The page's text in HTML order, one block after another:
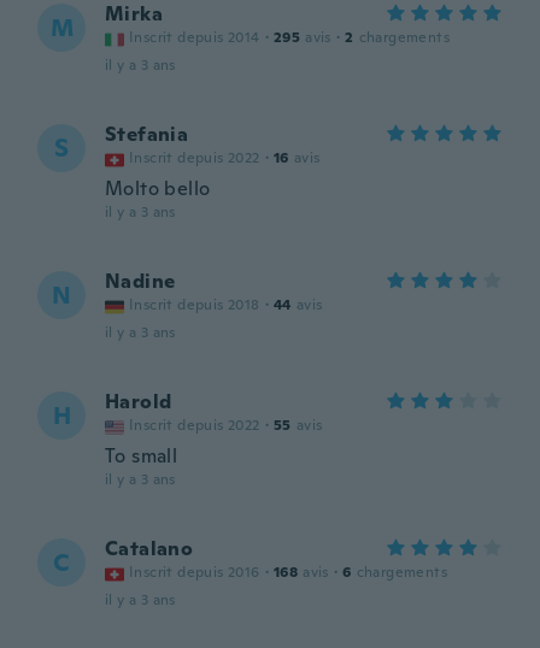
M Mirka
Inscrit depuis 2014 · 295 avis · 2 chargements
il y a 3 ans
S Stefania
Inscrit depuis 2022 · 16 avis
Molto bello
il y a 3 ans
N Nadine
Inscrit depuis 2018 · 44 avis
il y a 3 ans
H Harold
Inscrit depuis 2022 · 55 avis
To small
il y a 3 ans
C Catalano
Inscrit depuis 2016 · 168 avis · 6 chargements
il y a 3 ans